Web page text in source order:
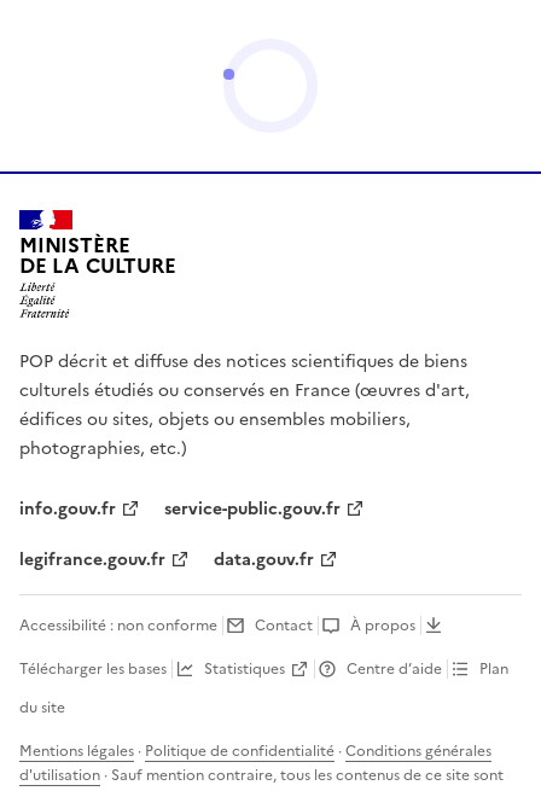
MINISTÈRE
DE LA CULTURE
POP décrit et diffuse des notices scientifiques de biens
culturels étudiés ou conservés en France (œuvres d'art,
édifices ou sites, objets ou ensembles mobiliers,
photographies, etc.)
info.gouv.fr
service-public.gouv.fr
legifrance.gouv.fr
data.gouv.fr
Accessibilité : non conforme Contact
À propos
Télécharger les bases
Statistiques Centre d’aide
Plan
du site
Mentions légales · Politique de confidentialité ·Conditions générales
d'utilisation · Sauf mention contraire, tous les contenus de ce site sont